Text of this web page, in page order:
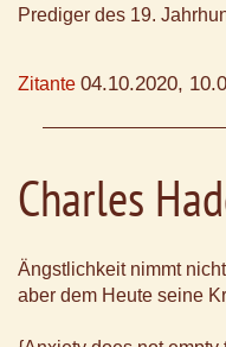
Prediger des 19.
Zitante 04.10.2020,
Charles
Ängstlichkeit nimmt
aber dem Heute seine